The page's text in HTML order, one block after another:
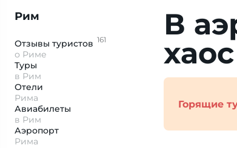
Рим
Отзывы туристов 161
о Риме
Туры
в Рим
Отели
Рима
Авиабилеты
в Рим
Аэропорт
Рима
В
Горящие